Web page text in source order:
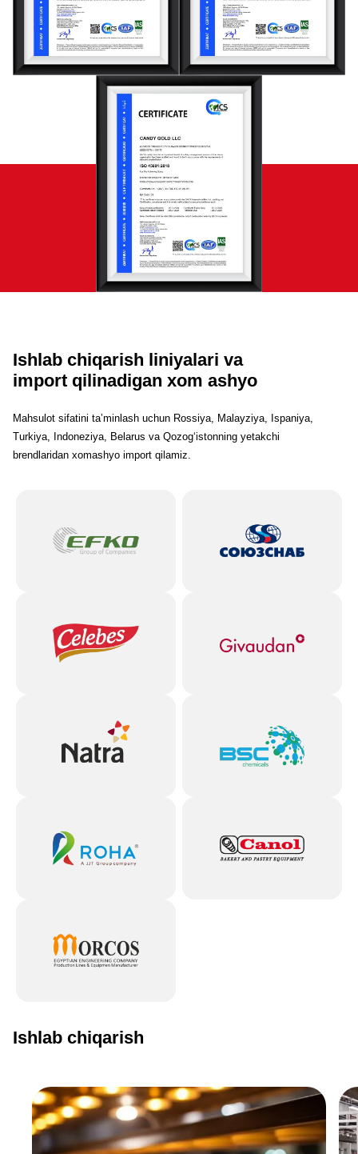
Ishlab chiqarish liniyalari va
import qilinadigan xom ashyo
Mahsulot sifatini ta’minlash uchun Rossiya, Malayziya, Ispaniya,
Turkiya, Indoneziya, Belarus va Qozog‘istonning yetakchi
brendlaridan xomashyo import qilamiz.
Ishlab chiqarish